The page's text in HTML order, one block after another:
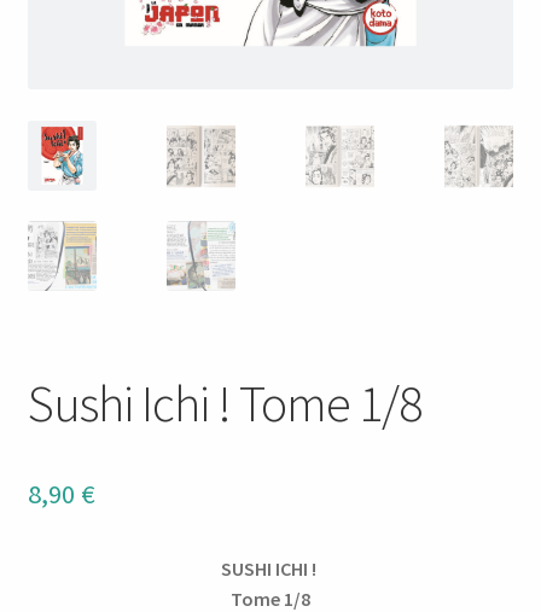
Sushi Ichi ! Tome 1/8
8,90 €
SUSHI ICHI !
Tome 1/8